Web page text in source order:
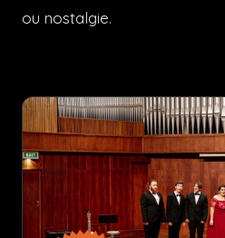
ou nostalgie.